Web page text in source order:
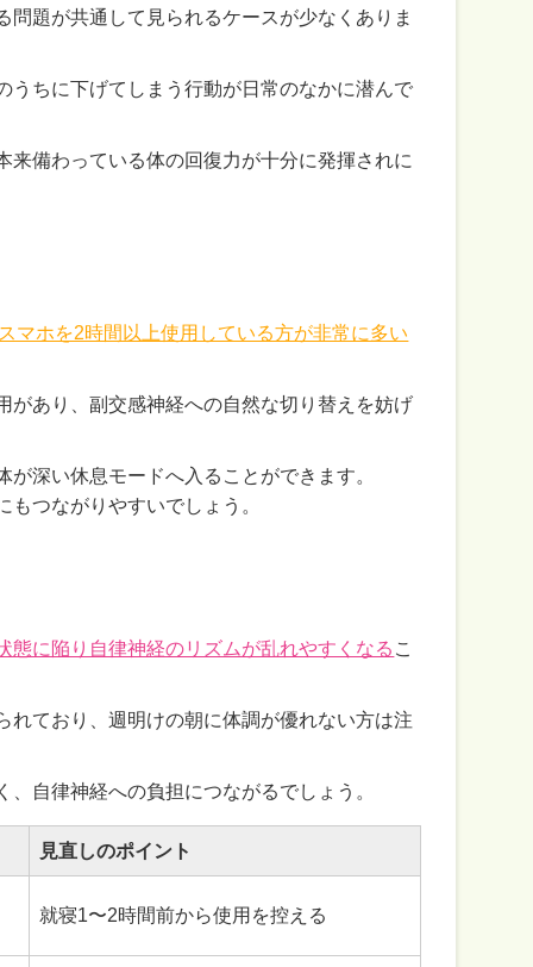
題が共通して見られるケースが少なくありま
うちに下げてしまう行動が日常のなかに潜んで
備わっている体の回復力が十分に発揮されに
マホを2時間以上使用している方が非常に多い
があり、副交感神経への自然な切り替えを妨げ
深い休息モードへ入ることができます。
つながりやすいでしょう。
態に陥り自律神経のリズムが乱れやすくなる こ
ており、週明けの朝に体調が優れない方は注
自律神経への負担につながるでしょう。
見直しのポイント
就寝1〜2時間前から使用を控える